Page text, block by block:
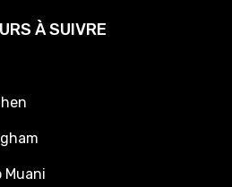
À SUIVRE
Muani